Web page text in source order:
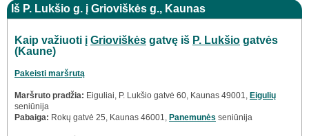
Iš P. Lukšio g. į Grioviškės g., Kaunas
Kaip važiuoti į Grioviškės gatvę iš P. Lukšio gatvės
(Kaune)
Pakeisti maršrutą
Maršruto pradžia: Eiguliai, P. Lukšio gatvė 60, Kaunas 49001, Eigulių
seniūnija
Pabaiga: Rokų gatvė 25, Kaunas 46001, Panemunės seniūnija